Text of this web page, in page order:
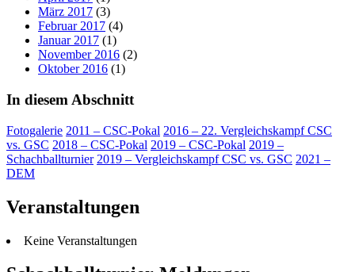
März 2017 (3)
Februar 2017 (4)
Januar 2017 (1)
November 2016 (2)
Oktober 2016 (1)
In diesem Abschnitt
Fotogalerie 2011 – CSC-Pokal 2016 – 22. Vergleichskampf CSC
vs. GSC 2018 – CSC-Pokal 2019 – CSC-Pokal 2019 –
Schachballturnier 2019 – Vergleichskampf CSC vs. GSC 2021 –
DEM
Veranstaltungen
Keine Veranstaltungen